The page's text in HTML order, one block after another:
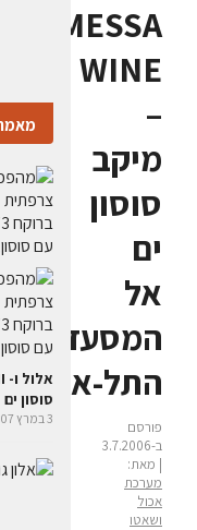
MESSA
WINE
–
מיקב
סוסון
ים
אל
המסעדה
התל-
פורסם
ב-3.7.2006
| מאת:
מערכת
אכול
ושאטו
סוסון ים
3 במרץ 2007